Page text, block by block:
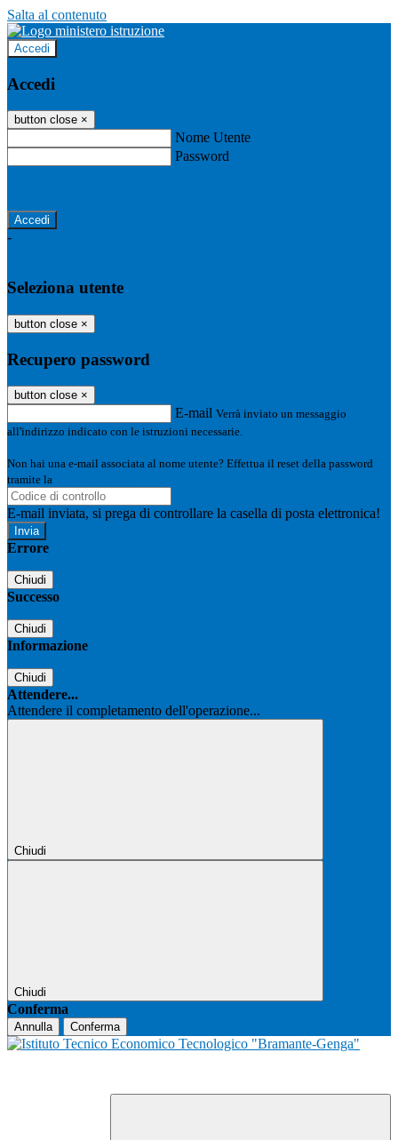
Salta al contenuto
Accedi
Accedi
button close ×
Nome Utente
Password
-
Seleziona utente
button close ×
Recupero password
button close ×
E-mail Verrà inviato un messaggio
all'indirizzo indicato con le istruzioni necessarie.
Non hai una e-mail associata al nome utente? Effettua il reset della password
tramite la
E-mail inviata, si prega di controllare la casella di posta elettronica!
Errore
Chiudi
Successo
Chiudi
Informazione
Chiudi
Attendere...
Attendere il completamento dell'operazione...
Chiudi
Chiudi
Conferma
Annulla Conferma